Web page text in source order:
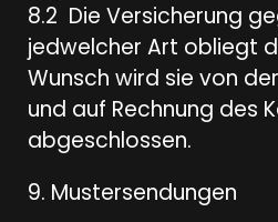
8.2 Die Versicherung
jedwelcher Art obliegt
Wunsch wird sie von
und auf Rechnung des
abgeschlossen.
9. Mustersendungen